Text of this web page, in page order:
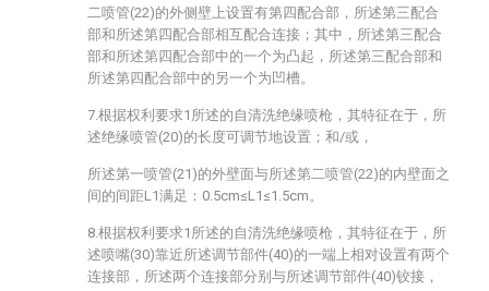
二喷管(22)的外侧壁上设置有第四配合部，所述第三配合
部和所述第四配合部相互配合连接；其中，所述第三配合
部和所述第四配合部中的一个为凸起，所述第三配合部和
所述第四配合部中的另一个为凹槽。
7.根据权利要求1所述的自清洗绝缘喷枪，其特征在于，所
述绝缘喷管(20)的长度可调节地设置；和/或，
所述第一喷管(21)的外壁面与所述第二喷管(22)的内壁面之
间的间距L1满足：0.5cm≤L1≤1.5cm。
8.根据权利要求1所述的自清洗绝缘喷枪，其特征在于，所
述喷嘴(30)靠近所述调节部件(40)的一端上相对设置有两个
连接部，所述两个连接部分别与所述调节部件(40)铰接，